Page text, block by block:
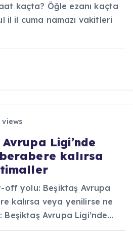
kaçta? Öğle ezanı kaçta
il il cuma namazı vakitleri
Ligi’nde
kalırsa
off yolu: Beşiktaş Avrupa
kalırsa veya yenilirse ne
Avrupa Ligi’nde…